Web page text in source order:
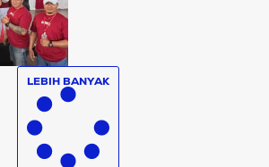
LEBIH BANYAK